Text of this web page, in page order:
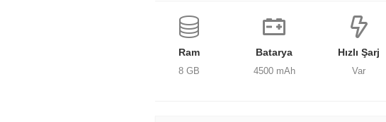
Ram
8 GB
Batarya
4500 mAh
Hızlı Şarj
Var